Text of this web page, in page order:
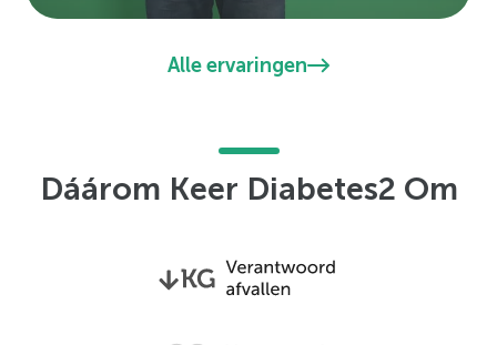
Alle ervaringen
Dáárom Keer Diabetes2 Om